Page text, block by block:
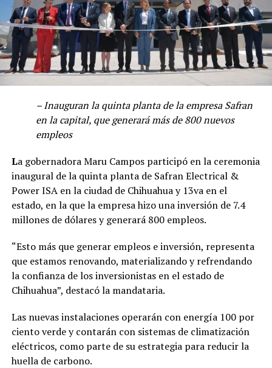
– Inauguran la quinta planta de la empresa Safran
en la capital, que generará más de 800 nuevos
empleos
La gobernadora Maru Campos participó en la ceremonia
inaugural de la quinta planta de Safran Electrical &
Power ISA en la ciudad de Chihuahua y 13va en el
estado, en la que la empresa hizo una inversión de 7.4
millones de dólares y generará 800 empleos.
“Esto más que generar empleos e inversión, representa
que estamos renovando, materializando y refrendando
la confianza de los inversionistas en el estado de
Chihuahua”, destacó la mandataria.
Las nuevas instalaciones operarán con energía 100 por
ciento verde y contarán con sistemas de climatización
eléctricos, como parte de su estrategia para reducir la
huella de carbono.